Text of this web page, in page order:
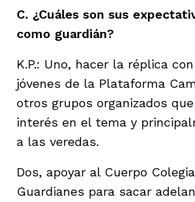
C. ¿Cuáles son sus
como guardián?
K.P.: Uno, hacer la réplica
jóvenes de la Plataforma
otros grupos organizados
interés en el tema y
a las veredas.
Dos, apoyar al Cuerpo
Guardianes para sacar